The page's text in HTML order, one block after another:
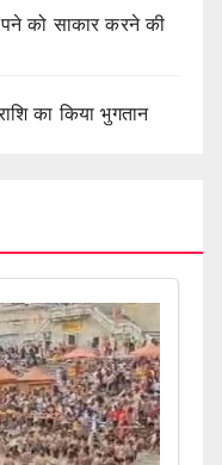
को साकार करने की
का किया भुगतान